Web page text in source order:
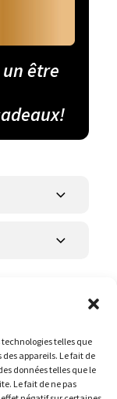
telles que
appareils. Le fait de
données telles que le
Le fait de ne pas
être